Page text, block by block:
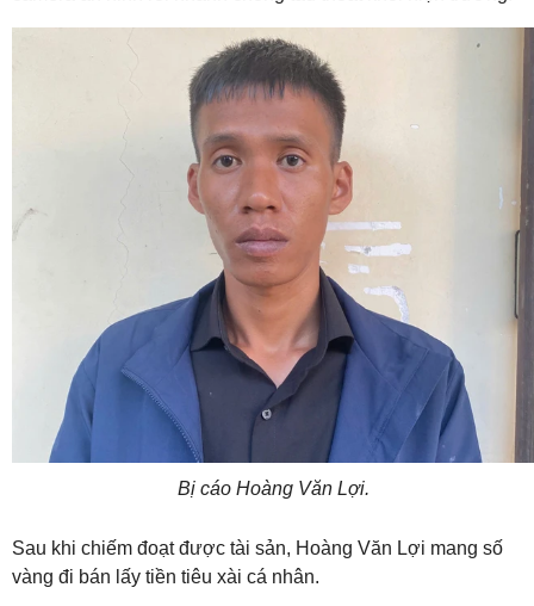
Bị cáo Hoàng Văn Lợi.
Sau khi chiếm đoạt được tài sản, Hoàng Văn Lợi mang số
vàng đi bán lấy tiền tiêu xài cá nhân.